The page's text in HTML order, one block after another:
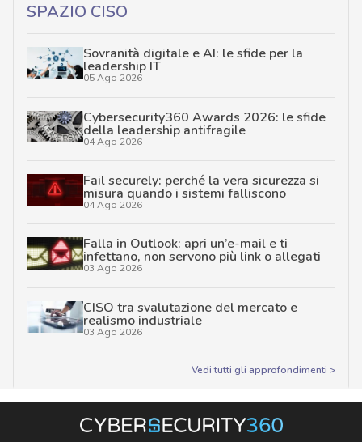
SPAZIO CISO
Sovranità digitale e AI: le sfide per la
leadership IT
05 Ago 2026
Cybersecurity360 Awards 2026: le sfide
della leadership antifragile
04 Ago 2026
Fail securely: perché la vera sicurezza si
misura quando i sistemi falliscono
04 Ago 2026
Falla in Outlook: apri un’e-mail e ti
infettano, non servono più link o allegati
03 Ago 2026
CISO tra svalutazione del mercato e
realismo industriale
03 Ago 2026
Vedi tutti gli approfondimenti >